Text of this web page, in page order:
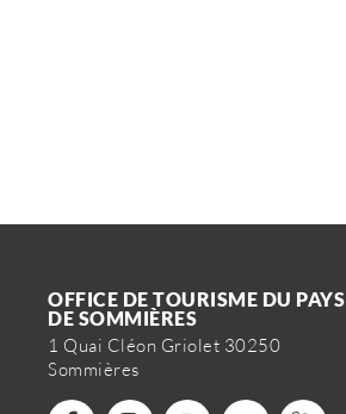
OFFICE DE TOURISME DU PAYS
DE SOMMIÈRES
1 Quai Cléon Griolet 30250
Sommières